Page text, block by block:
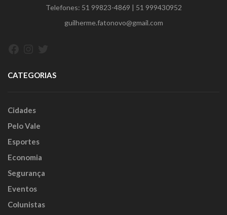
Telefones: 51 99823-4869 | 51 999430952
guilherme.fatonovo@gmail.com
CATEGORIAS
Cidades
Pelo Vale
Esportes
Economia
Segurança
Eventos
Colunistas